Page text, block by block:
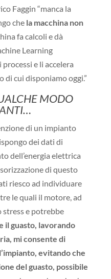
Faggin “manca la
che la macchina non
fa calcoli e dà
Learning
e li accelera
di cui disponiamo oggi.”
MODO
di un impianto
dei dati di
dell’energia elettrica
di questo
riesco ad individuare
le quali il motore, ad
stress e potrebbe
il guasto, lavorando
mi consente di
evitando che
del guasto, possibile